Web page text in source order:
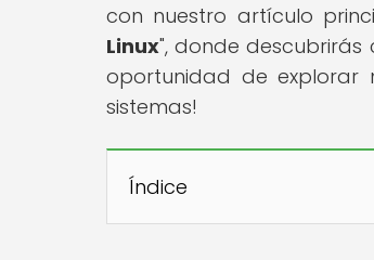
con nuestro artículo
Linux", donde
oportunidad de
sistemas!
Índice